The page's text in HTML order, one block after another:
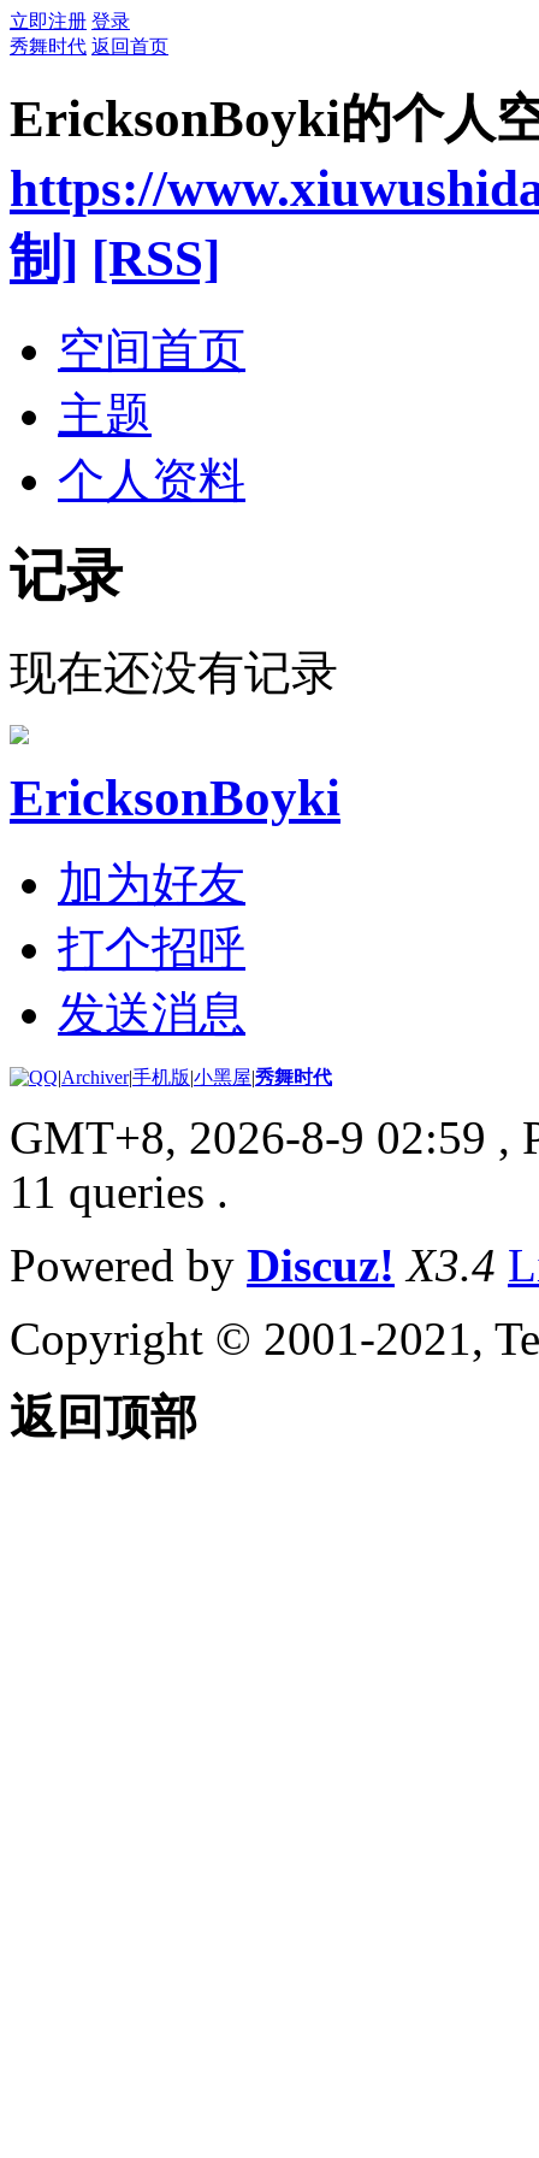
立即注册 登录
秀舞时代 返回首页
EricksonBoyki的个人
https://
制] [RSS]
空间首页
主题
个人资料
记录
现在还没有记录
EricksonBoyki
加为好友
打个招呼
发送消息
|Archiver|手机版|小黑屋|秀舞时代
GMT+8, 2026-8-9 02:59 ,
11 queries .
Powered by Discuz! X3.4
Copyright © 2001-2021,
返回顶部